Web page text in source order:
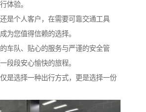
体验。
是个人客户，在需要可靠交通工具
为您值得信赖的选择。
车队、贴心的服务与严谨的安全管
段段安心愉快的旅程。
是选择一种出行方式，更是选择一份